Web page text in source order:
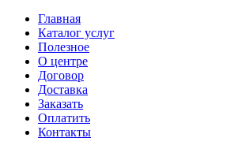
Главная
Каталог услуг
Полезное
О центре
Договор
Доставка
Заказать
Оплатить
Контакты